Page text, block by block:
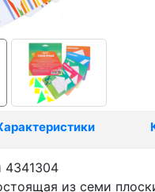
4341304
из семи